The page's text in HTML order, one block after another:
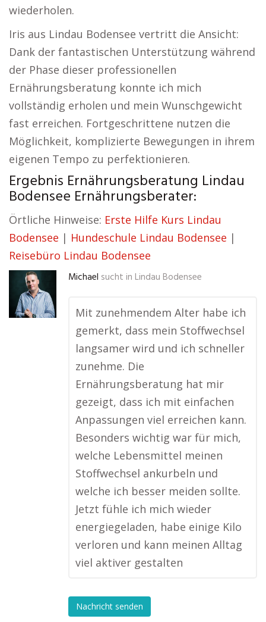
wiederholen.
Iris aus Lindau Bodensee vertritt die Ansicht:
Dank der fantastischen Unterstützung während
der Phase dieser professionellen
Ernährungsberatung konnte ich mich
vollständig erholen und mein Wunschgewicht
fast erreichen. Fortgeschrittene nutzen die
Möglichkeit, komplizierte Bewegungen in ihrem
eigenen Tempo zu perfektionieren.
Ergebnis Ernährungsberatung Lindau
Bodensee Ernährungsberater:
Örtliche Hinweise: Erste Hilfe Kurs Lindau
Bodensee | Hundeschule Lindau Bodensee |
Reisebüro Lindau Bodensee
Michael sucht in Lindau Bodensee
Mit zunehmendem Alter habe ich
gemerkt, dass mein Stoffwechsel
langsamer wird und ich schneller
zunehme. Die
Ernährungsberatung hat mir
gezeigt, dass ich mit einfachen
Anpassungen viel erreichen kann.
Besonders wichtig war für mich,
welche Lebensmittel meinen
Stoffwechsel ankurbeln und
welche ich besser meiden sollte.
Jetzt fühle ich mich wieder
energiegeladen, habe einige Kilo
verloren und kann meinen Alltag
viel aktiver gestalten
Nachricht senden